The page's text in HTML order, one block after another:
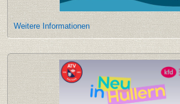
Weitere Informationen